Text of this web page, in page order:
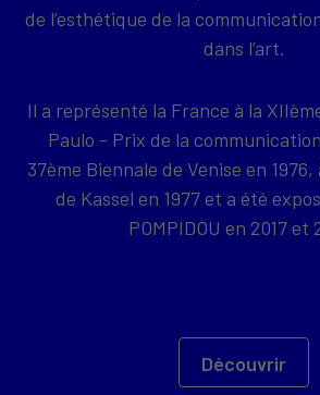
de l’esthétique de la
dans l’art.
Il a représenté la France à la
Paulo - Prix de la
37ème Biennale de Venise en
de Kassel en 1977 et a été
POMPIDOU en 2017 et
Découvrir